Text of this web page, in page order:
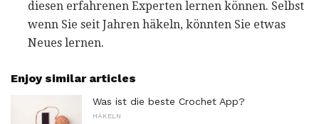
diesen erfahrenen Experten lernen können. Selbst
wenn Sie seit Jahren häkeln, könnten Sie etwas
Neues lernen.
Enjoy similar articles
Was ist die beste Crochet App?
HÄKELN